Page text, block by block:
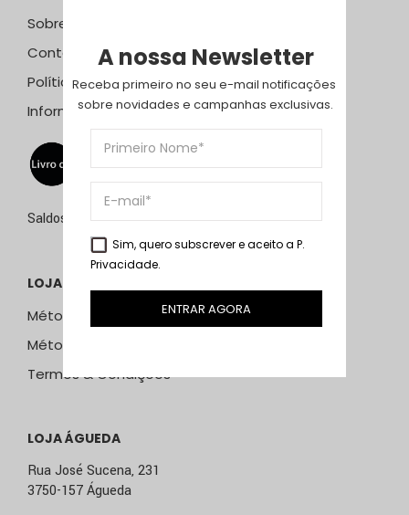
Sobre Nós
Contactos
Política de Privacidade
Informação Resolução Litígios
Saldos de 15 de julho a 15 de setembro de 2026
LOJA ONLINE
Métodos e Custos de Envio
Métodos de Pagamento
Termos & Condições
LOJA ÁGUEDA
Rua José Sucena, 231
3750-157 Águeda
A nossa Newsletter
Receba primeiro no seu e-mail notificações
sobre novidades e campanhas exclusivas.
Sim, quero subscrever e aceito a P.
Privacidade.
ENTRAR AGORA